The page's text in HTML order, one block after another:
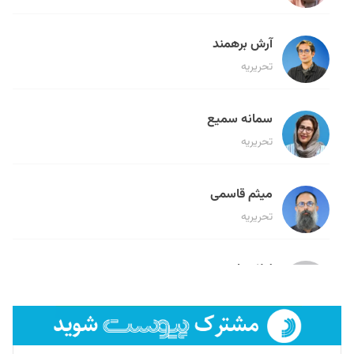
آرش برهمند
تحریریه
سمانه سمیع
تحریریه
میثم قاسمی
تحریریه
لیلا حنارود
فائزه فتحی رستمی